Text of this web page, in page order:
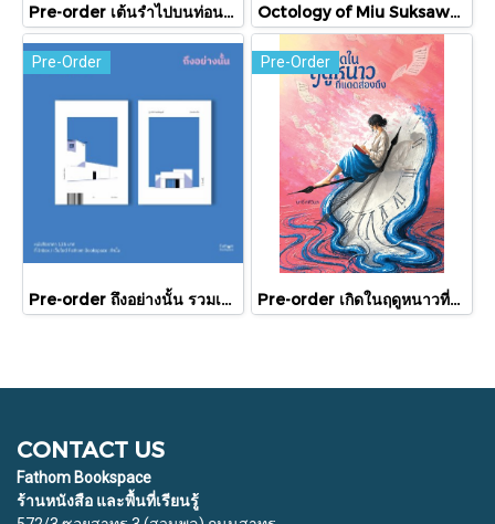
Pre-order เต้นรำไปบนท่อนแขนอ่อนนุ่ม / นทธี ศศิวิมล / Pandora Press Octology of Miu Suksawat / ภู่มณี ศิริพรไพบูลย์ / สำนักพิมพ์ตำหนัก
Pre-Order
Pre-order ถึงอย่างนั้น รวมเรื่องสั้น / ภู่มณี ศิริพรไพบูลย์ / สำนักพิมพ์ตำหนัก
Pre-Order
Pre-order เกิดในฤดูหนาวที่แดดส่องถึง / นทธี ศศิวิมล / Pandora Press
CONTACT US
Fathom Bookspace
ร้านหนังสือ และพื้นที่เรียนรู้